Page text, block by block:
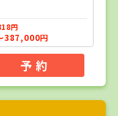
円
387,000円
予 約